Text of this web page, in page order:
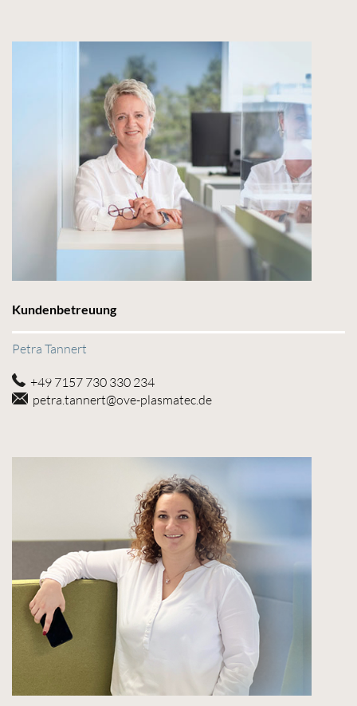
Kundenbetreuung
Petra Tannert
+49 7157 730 330 234
petra.tannert@ove-plasmatec.de